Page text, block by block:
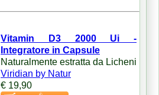
Vitamin D3 2000 Ui -
Integratore in Capsule
Naturalmente estratta da Licheni
Viridian by Natur
€ 19,90